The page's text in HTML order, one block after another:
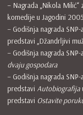
– Nagrada „Nikola
komedije u Jagodini
– Godišnja nagrada
predstavi „Džandrljivi
– Godišnja nagrada
dvaju gospodara
– Godišnja nagrada
predstavi Autobiografija
predstavi Ostavite